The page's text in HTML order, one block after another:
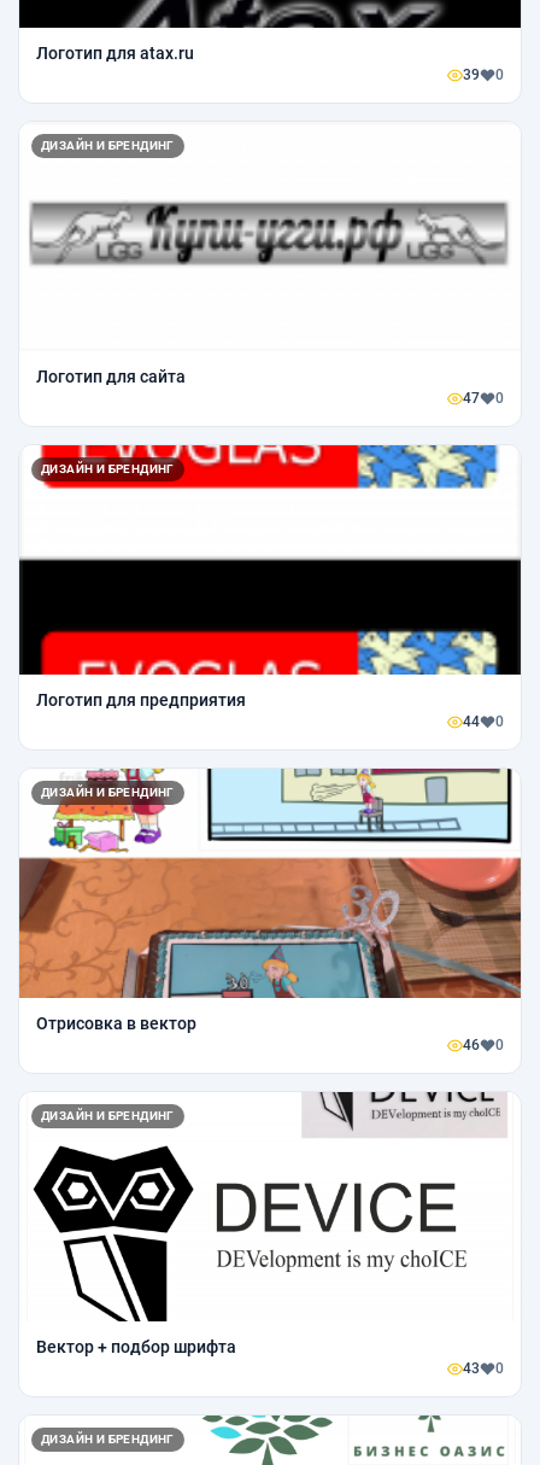
Логотип для atax.ru
39 0
ДИЗАЙН И БРЕНДИНГ
Логотип для сайта
47 0
ДИЗАЙН И БРЕНДИНГ
Логотип для предприятия
44 0
ДИЗАЙН И БРЕНДИНГ
Отрисовка в вектор
46 0
ДИЗАЙН И БРЕНДИНГ
Вектор + подбор шрифта
43 0
ДИЗАЙН И БРЕНДИНГ